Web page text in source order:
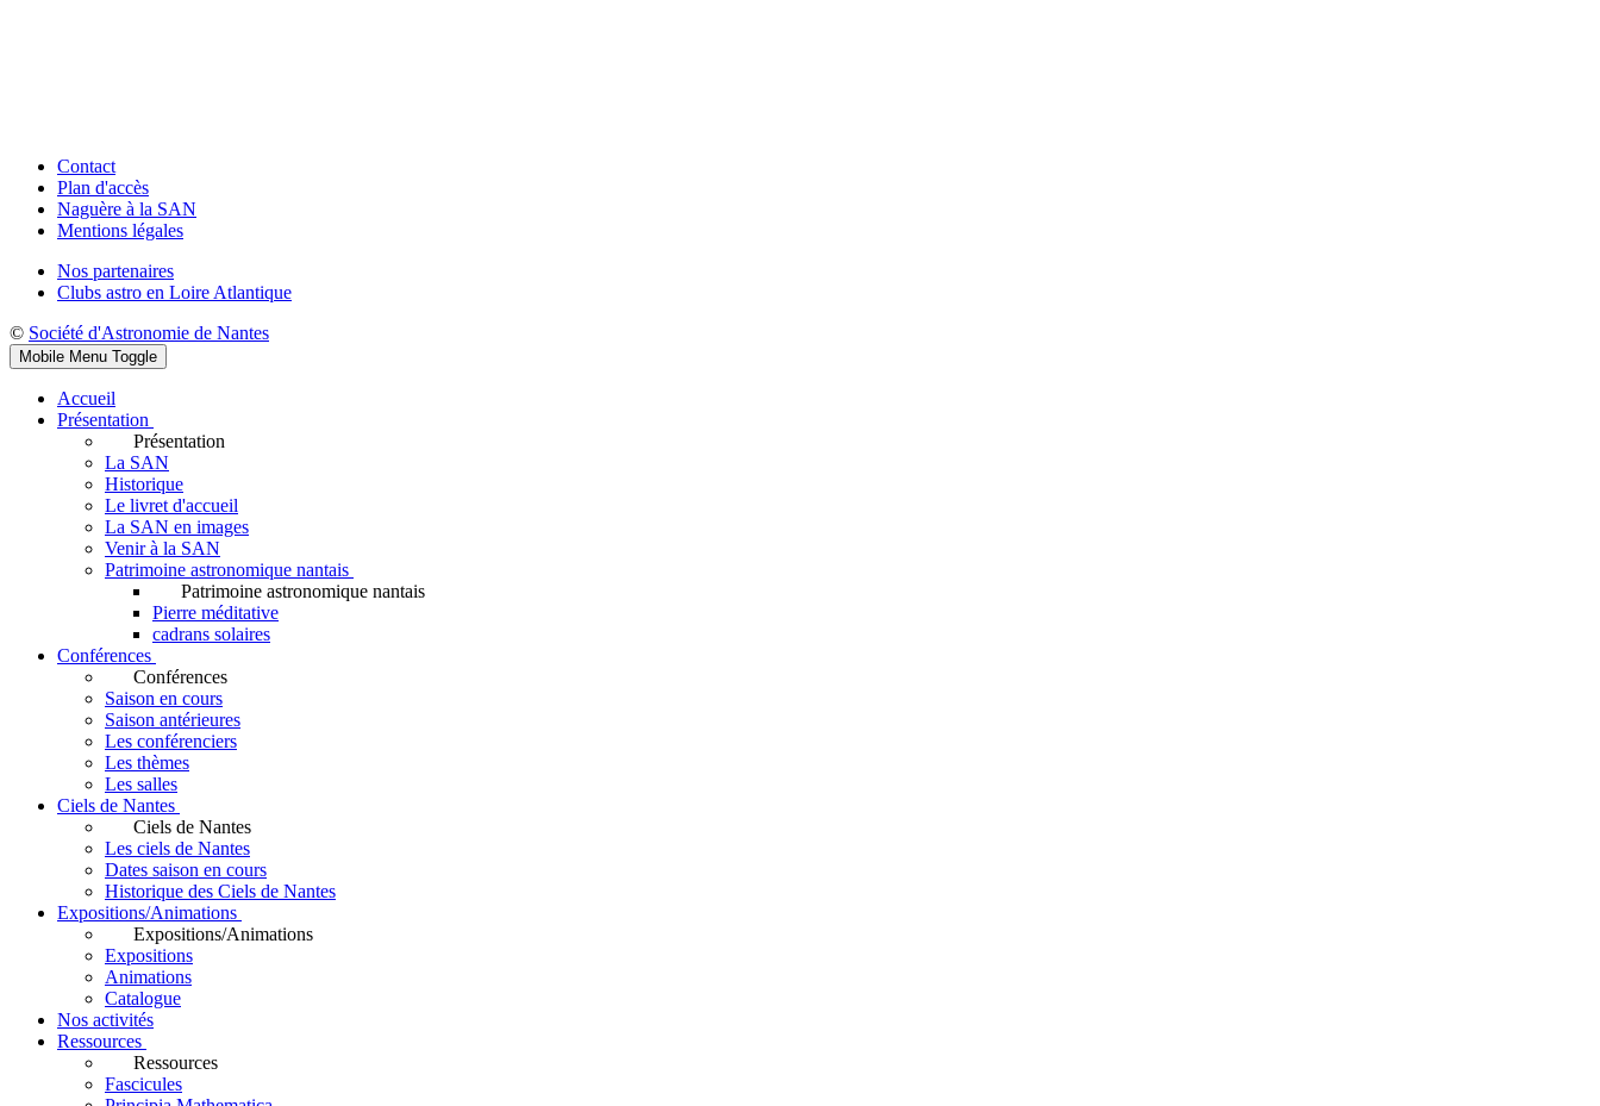
Contact
Plan d'accès
Naguère à la SAN
Mentions légales
Nos partenaires
Clubs astro en Loire Atlantique
© Société d'Astronomie de Nantes
Mobile Menu Toggle
Accueil
Présentation
Présentation
La SAN
Historique
Le livret d'accueil
La SAN en images
Venir à la SAN
Patrimoine astronomique nantais
Patrimoine astronomique nantais
Pierre méditative
cadrans solaires
Conférences
Conférences
Saison en cours
Saison antérieures
Les conférenciers
Les thèmes
Les salles
Ciels de Nantes
Ciels de Nantes
Les ciels de Nantes
Dates saison en cours
Historique des Ciels de Nantes
Expositions/Animations
Expositions/Animations
Expositions
Animations
Catalogue
Nos activités
Ressources
Ressources
Fascicules